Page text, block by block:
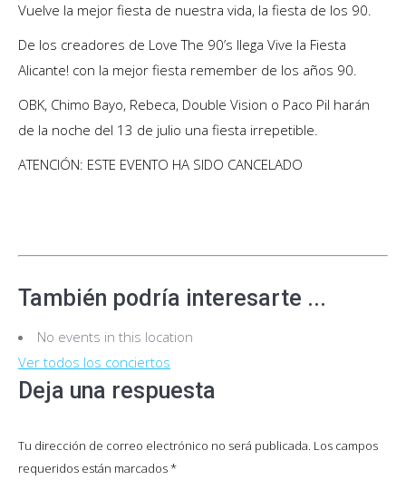
Vuelve la mejor fiesta de nuestra vida, la fiesta de los 90.
De los creadores de Love The 90’s llega Vive la Fiesta
Alicante! con la mejor fiesta remember de los años 90.
OBK, Chimo Bayo, Rebeca, Double Vision o Paco Pil harán
de la noche del 13 de julio una fiesta irrepetible.
ATENCIÓN: ESTE EVENTO HA SIDO CANCELADO
También podría interesarte ...
No events in this location
Ver todos los conciertos
Deja una respuesta
Tu dirección de correo electrónico no será publicada. Los campos
requeridos están marcados*